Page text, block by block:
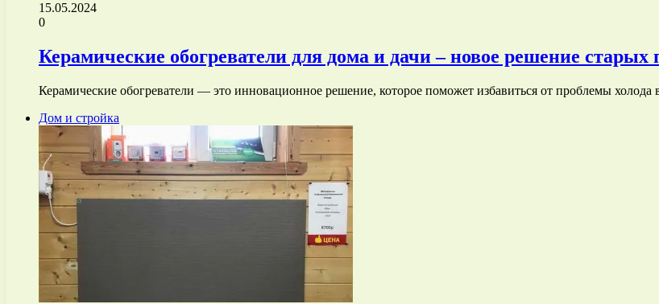
15.05.2024
0
Керамические обогреватели для дома и дачи – новое решение старых
Керамические обогреватели — это инновационное решение, которое поможет избавиться от проблемы
Дом и стройка